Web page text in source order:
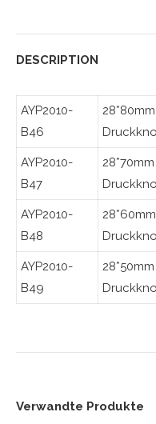
DESCRIPTION
AYP2010-
B46
AYP2010-
B47
AYP2010-
B48
AYP2010-
B49
Verwandte Produkte